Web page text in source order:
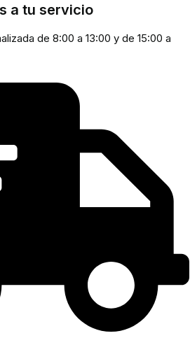
a tu servicio
de 8:00 a 13:00 y de 15:00 a